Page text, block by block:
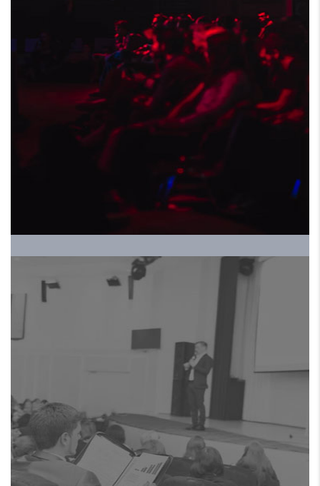
HRALS EXPO 2024 ملتقي
ومعرض الموارد البشرية
الموسم الخامس
HRALS EXPO 2024 ملتقي
ومعرض الموارد البشرية